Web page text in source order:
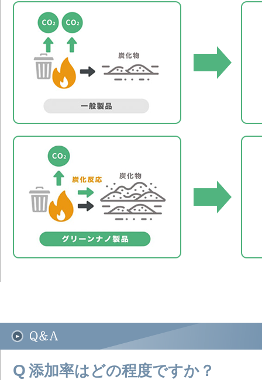
添加率はどの程度ですか？